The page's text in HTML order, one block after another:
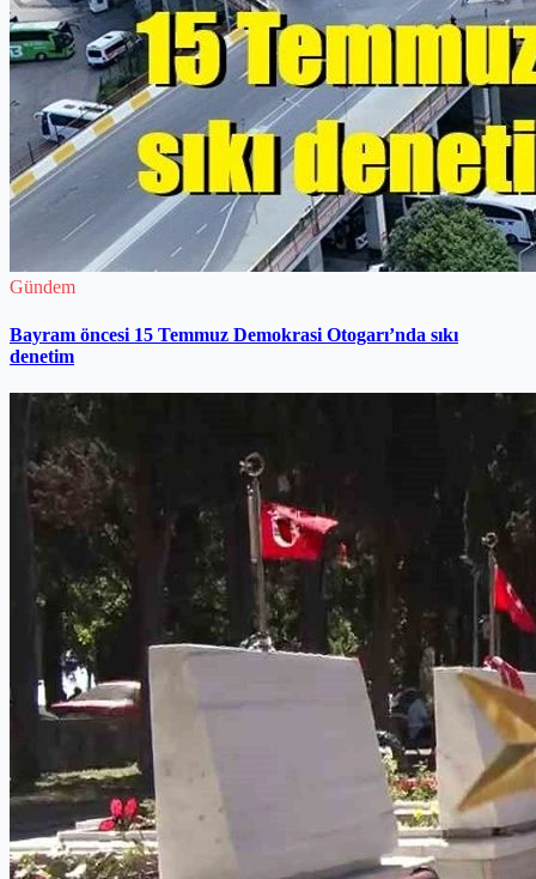
Gündem
Bayram öncesi 15 Temmuz Demokrasi Otogarı’nda sıkı
denetim